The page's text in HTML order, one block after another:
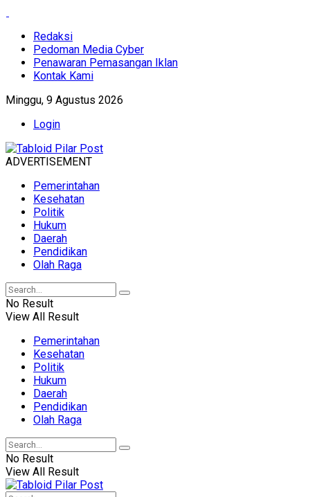
Redaksi
Pedoman Media Cyber
Penawaran Pemasangan Iklan
Kontak Kami
Minggu, 9 Agustus 2026
Login
ADVERTISEMENT
Pemerintahan
Kesehatan
Politik
Hukum
Daerah
Pendidikan
Olah Raga
No Result
View All Result
Pemerintahan
Kesehatan
Politik
Hukum
Daerah
Pendidikan
Olah Raga
No Result
View All Result